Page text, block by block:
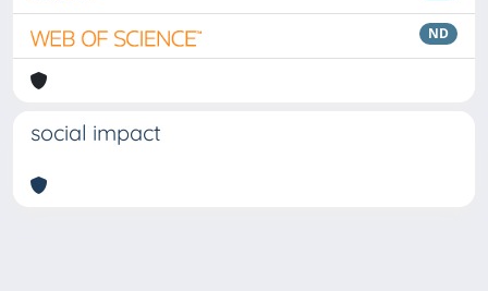
ND
social impact